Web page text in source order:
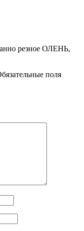
резное ОЛЕНЬ,
поля